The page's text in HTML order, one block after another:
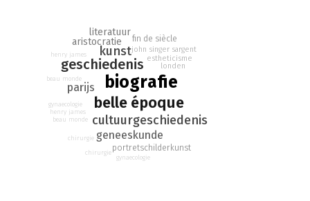
van een ruimdenkende man en de bruisende tijd waarin hij
biografie
belle époque
geschiedenis
kunst
cultuurgeschiedenis
geneeskunde
parijs
aristocratie
literatuur
fin de siècle
portretschilderkunst
john singer sargent
estheticisme
londen
gynaecologie
chirurgie
beau monde
henry james
gynaecologie
chirurgie
beau monde
henry james